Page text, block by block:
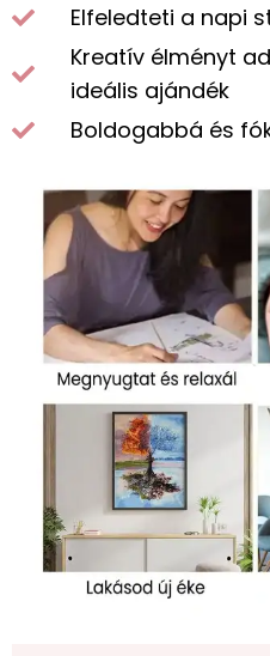
Elfeledteti a napi
Kreatív élményt
ideális ajándék
Boldogabbá és